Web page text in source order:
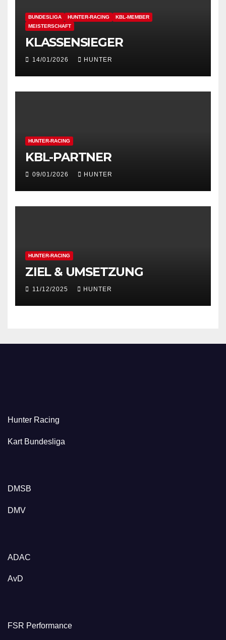
BUNDESLIGA HUNTER-RACING
KBL-MEMBER
MEISTERSCHAFT
KLASSENSIEGER
14/01/2026 HUNTER
HUNTER-RACING
KBL-PARTNER
09/01/2026 HUNTER
HUNTER-RACING
ZIEL & UMSETZUNG
11/12/2025 HUNTER
Hunter Racing
Kart Bundesliga
DMSB
DMV
ADAC
AvD
FSR Performance